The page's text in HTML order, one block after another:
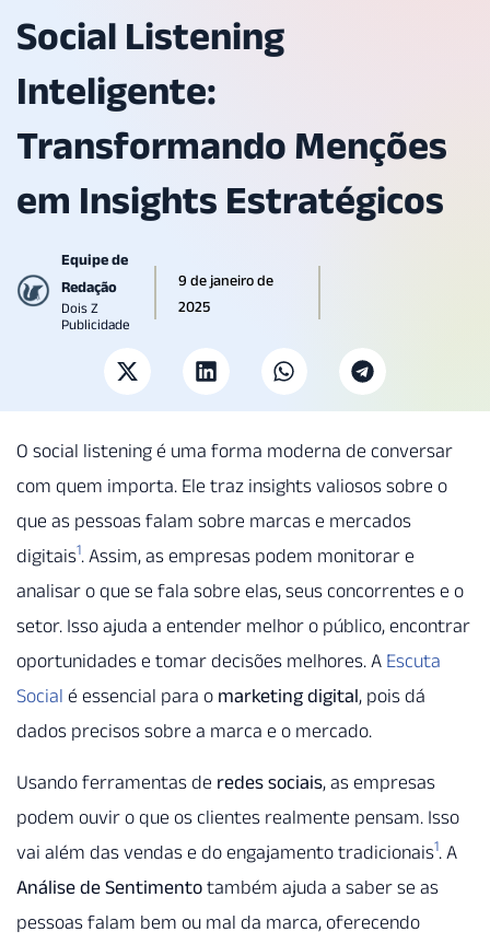
Social Listening
Inteligente:
Transformando Menções
em Insights Estratégicos
Equipe de
Redação
Dois Z
Publicidade
9 de janeiro de
2025
O social listening é uma forma moderna de conversar
com quem importa. Ele traz insights valiosos sobre o
que as pessoas falam sobre marcas e mercados
digitais1. Assim, as empresas podem monitorar e
analisar o que se fala sobre elas, seus concorrentes e o
setor. Isso ajuda a entender melhor o público, encontrar
oportunidades e tomar decisões melhores. A Escuta
Social é essencial para o marketing digital, pois dá
dados precisos sobre a marca e o mercado.
Usando ferramentas de redes sociais, as empresas
podem ouvir o que os clientes realmente pensam. Isso
vai além das vendas e do engajamento tradicionais1. A
Análise de Sentimento também ajuda a saber se as
pessoas falam bem ou mal da marca, oferecendo